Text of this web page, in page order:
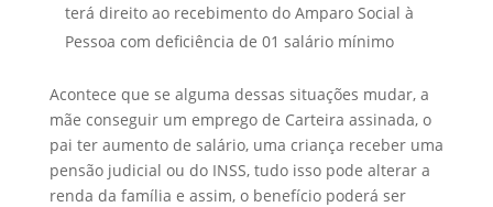
terá direito ao recebimento do Amparo Social à
Pessoa com deficiência de 01 salário mínimo
Acontece que se alguma dessas situações mudar, a
mãe conseguir um emprego de Carteira assinada, o
pai ter aumento de salário, uma criança receber uma
pensão judicial ou do INSS, tudo isso pode alterar a
renda da família e assim, o benefício poderá ser